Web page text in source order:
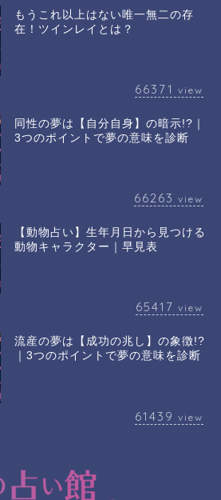
もうこれ以上はない唯一無二の存
在！ツインレイとは？
66371 view
同性の夢は【自分自身】の暗示!?｜
3つのポイントで夢の意味を診断
66263 view
【動物占い】生年月日から見つける
動物キャラクター｜早見表
65417 view
流産の夢は【成功の兆し】の象徴!?
｜3つのポイントで夢の意味を診断
61439 view